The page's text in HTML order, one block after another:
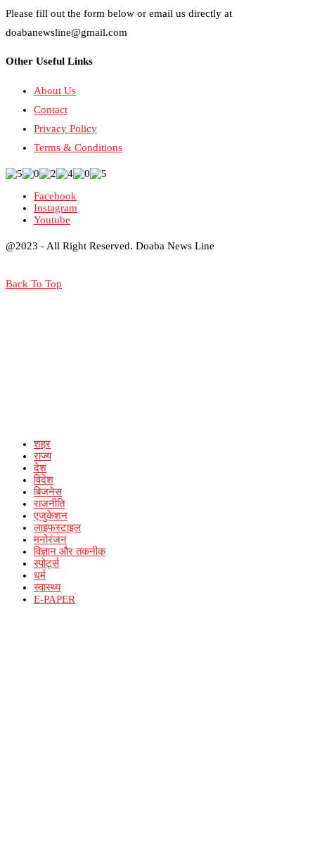
Please fill out the form below or email us directly at
doabanewsline@gmail.com
Other Useful Links
About Us
Contact
Privacy Policy
Terms & Conditions
Facebook
Instagram
Youtube
@2023 - All Right Reserved. Doaba News Line
Back To Top
शहर
राज्य
देश
विदेश
बिजनेस
राजनीति
एजुकेशन
लाइफस्टाइल
मनोरंजन
विज्ञान और तकनीक
स्पोर्ट्स
धर्म
स्वास्थ्य
E-PAPER